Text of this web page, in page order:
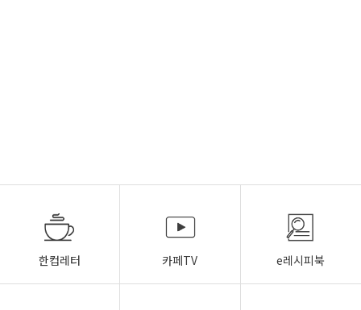
한컵레터 카페TV e레시피북